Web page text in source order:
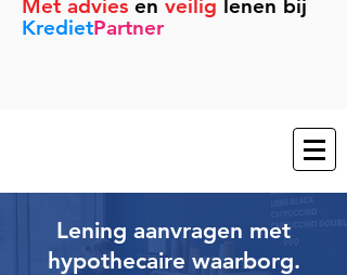
Met advies en veilig lenen bij
KredietPartner
Lening aanvragen met
hypothecaire waarborg.